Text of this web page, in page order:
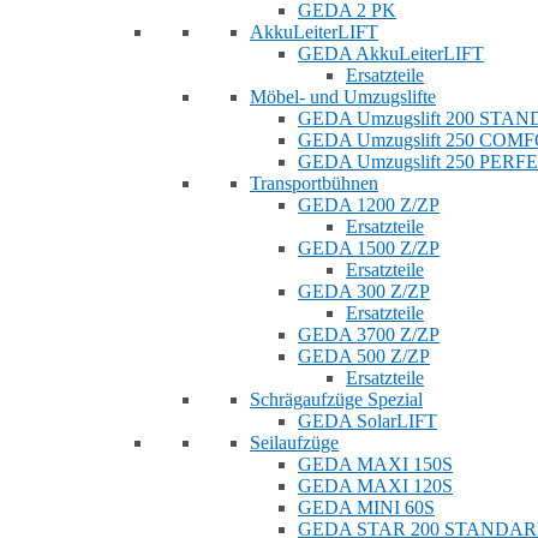
GEDA 2 PK
AkkuLeiterLIFT
GEDA AkkuLeiterLIFT
Ersatzteile
Möbel- und Umzugslifte
GEDA Umzugslift 200
GEDA Umzugslift 250
GEDA Umzugslift 250
Transportbühnen
GEDA 1200 Z/ZP
Ersatzteile
GEDA 1500 Z/ZP
Ersatzteile
GEDA 300 Z/ZP
Ersatzteile
GEDA 3700 Z/ZP
GEDA 500 Z/ZP
Ersatzteile
Schrägaufzüge Spezial
GEDA SolarLIFT
Seilaufzüge
GEDA MAXI 150S
GEDA MAXI 120S
GEDA MINI 60S
GEDA STAR 200